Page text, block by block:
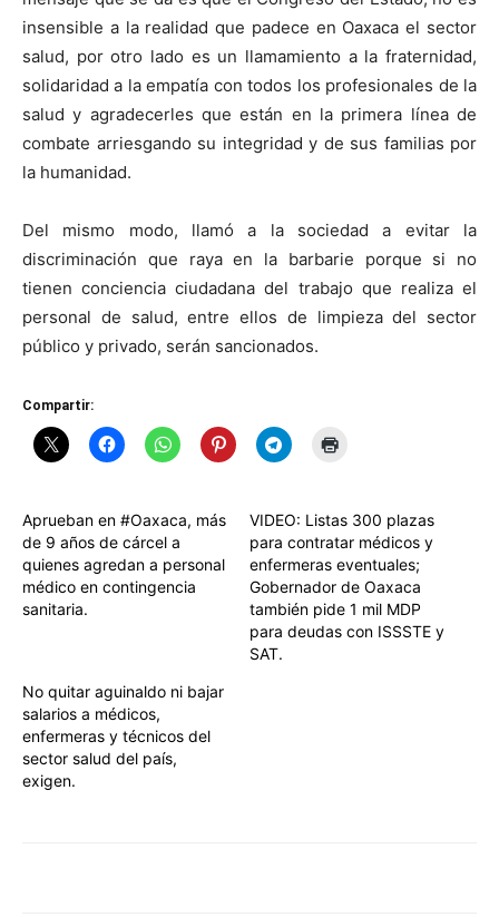
insensible a la realidad que padece en Oaxaca el sector
salud, por otro lado es un llamamiento a la fraternidad,
solidaridad a la empatía con todos los profesionales de la
salud y agradecerles que están en la primera línea de
combate arriesgando su integridad y de sus familias por
la humanidad.
Del mismo modo, llamó a la sociedad a evitar la
discriminación que raya en la barbarie porque si no
tienen conciencia ciudadana del trabajo que realiza el
personal de salud, entre ellos de limpieza del sector
público y privado, serán sancionados.
Compartir:
Aprueban en #Oaxaca, más
de 9 años de cárcel a
quienes agredan a personal
médico en contingencia
sanitaria.
VIDEO: Listas 300 plazas
para contratar médicos y
enfermeras eventuales;
Gobernador de Oaxaca
también pide 1 mil MDP
para deudas con ISSSTE y
SAT.
No quitar aguinaldo ni bajar
salarios a médicos,
enfermeras y técnicos del
sector salud del país,
exigen.